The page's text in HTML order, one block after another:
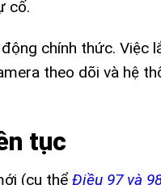
cố.
chính thức. Việc
theo dõi và hệ
tục
(cụ thểĐiều 97 và